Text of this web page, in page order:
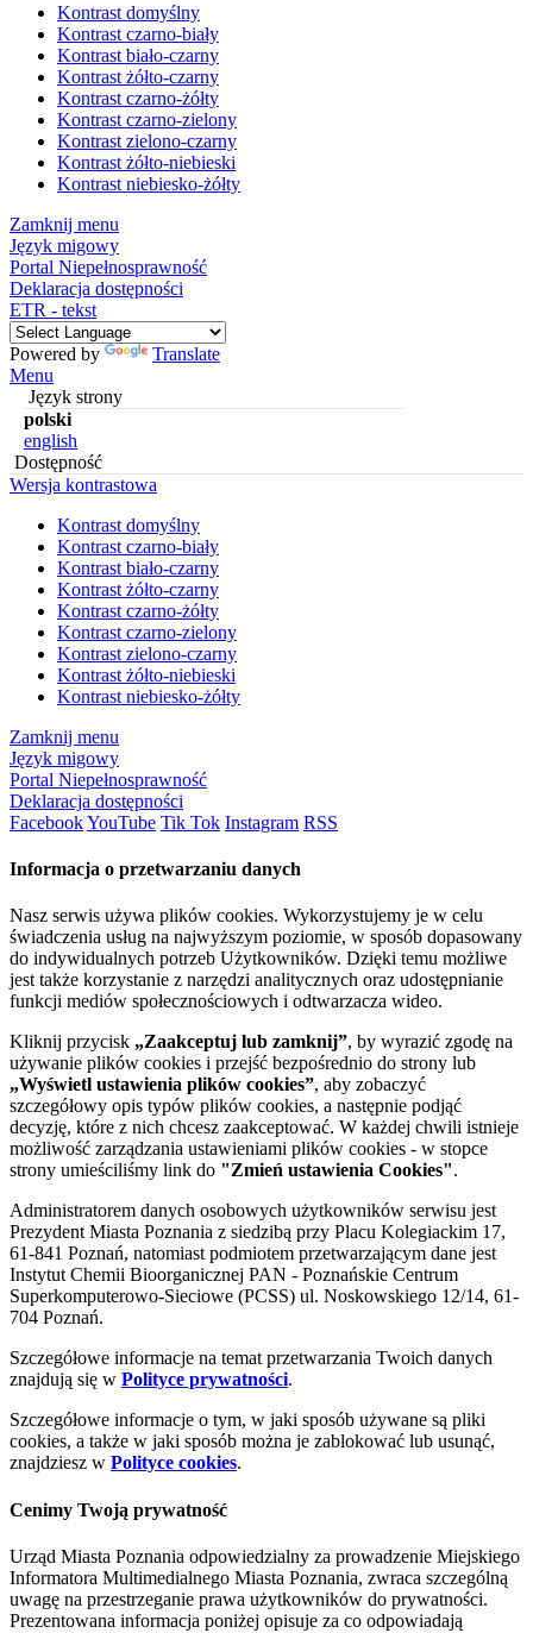
Kontrast domyślny
Kontrast czarno-biały
Kontrast biało-czarny
Kontrast żółto-czarny
Kontrast czarno-żółty
Kontrast czarno-zielony
Kontrast zielono-czarny
Kontrast żółto-niebieski
Kontrast niebiesko-żółty
Zamknij menu
Język migowy
Portal Niepełnosprawność
Deklaracja dostępności
ETR - tekst
Powered by
Translate
Menu
Język strony
polski
english
Dostępność
Wersja kontrastowa
Kontrast domyślny
Kontrast czarno-biały
Kontrast biało-czarny
Kontrast żółto-czarny
Kontrast czarno-żółty
Kontrast czarno-zielony
Kontrast zielono-czarny
Kontrast żółto-niebieski
Kontrast niebiesko-żółty
Zamknij menu
Język migowy
Portal Niepełnosprawność
Deklaracja dostępności
FacebookYouTube Tik Tok Instagram RSS
Informacja o przetwarzaniu danych
Nasz serwis używa plików cookies. Wykorzystujemy je w celu
świadczenia usług na najwyższym poziomie, w sposób dopasowany
do indywidualnych potrzeb Użytkowników. Dzięki temu możliwe
jest także korzystanie z narzędzi analitycznych oraz udostępnianie
funkcji mediów społecznościowych i odtwarzacza wideo.
Kliknij przycisk „Zaakceptuj lub zamknij”, by wyrazić zgodę na
używanie plików cookies i przejść bezpośrednio do strony lub
„Wyświetl ustawienia plików cookies”, aby zobaczyć
szczegółowy opis typów plików cookies, a następnie podjąć
decyzję, które z nich chcesz zaakceptować. W każdej chwili istnieje
możliwość zarządzania ustawieniami plików cookies - w stopce
strony umieściliśmy link do "Zmień ustawienia Cookies".
Administratorem danych osobowych użytkowników serwisu jest
Prezydent Miasta Poznania z siedzibą przy Placu Kolegiackim 17,
61-841 Poznań, natomiast podmiotem przetwarzającym dane jest
Instytut Chemii Bioorganicznej PAN - Poznańskie Centrum
Superkomputerowo-Sieciowe (PCSS) ul. Noskowskiego 12/14, 61-
704 Poznań.
Szczegółowe informacje na temat przetwarzania Twoich danych
znajdują się w Polityce prywatności.
Szczegółowe informacje o tym, w jaki sposób używane są pliki
cookies, a także w jaki sposób można je zablokować lub usunąć,
znajdziesz w Polityce cookies.
Cenimy Twoją prywatność
Urząd Miasta Poznania odpowiedzialny za prowadzenie Miejskiego
Informatora Multimedialnego Miasta Poznania, zwraca szczególną
uwagę na przestrzeganie prawa użytkowników do prywatności.
Prezentowana informacja poniżej opisuje za co odpowiadają